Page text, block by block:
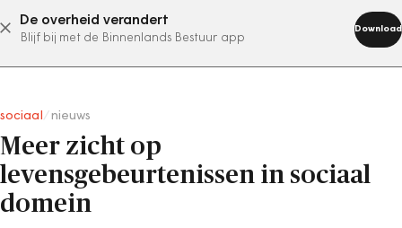
De overheid verandert
Blijf bij met de Binnenlands Bestuur app
Download
abonneer nu
sociaal nieuws
Meer zicht op
levensgebeurtenissen in sociaal
domein